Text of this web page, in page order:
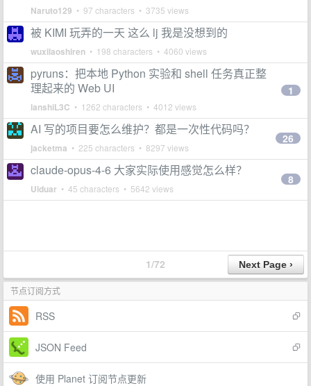
Naruto129 • 97 characters • 3735 views
被 KIMI 玩弄的一天 这么 lj 我是没想到的
wuxilaoshiren • 198 characters • 4060 views
pyruns：把本地 Python 实验和 shell 任务真正整
理起来的 Web UI
lanshiL3C • 1262 characters • 4012 views
1
AI 写的项目要怎么维护？都是一次性代码吗？
jacketma • 225 characters • 8297 views
26
claude-opus-4-6 大家实际使用感觉怎么样？
Ulduar • 45 characters • 5642 views
8
1/72
节点订阅方式
RSS
JSON Feed
使用 Planet 订阅节点更新